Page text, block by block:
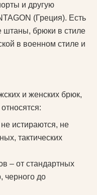
и другую
(Греция). Есть
штаны, брюки в стиле
в военном стиле и
и женских брюк,
истираются, не
тактических
– от стандартных
черного до